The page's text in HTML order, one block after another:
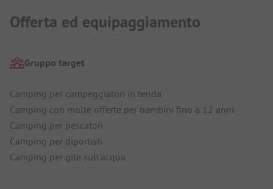
Offerta ed equipaggiamento
Gruppo target
Camping per campeggiatori in tenda
Camping con molte offerte per bambini fino a 12 anni
Camping per pescatori
Camping per diportisti
Camping per gite sull'acqua